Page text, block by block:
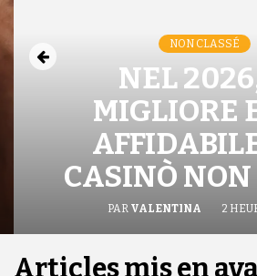
NON CLASSÉ
NEL
MIGLIORE
CASINÒ
PAR VALENTINA 2
Articles mis en